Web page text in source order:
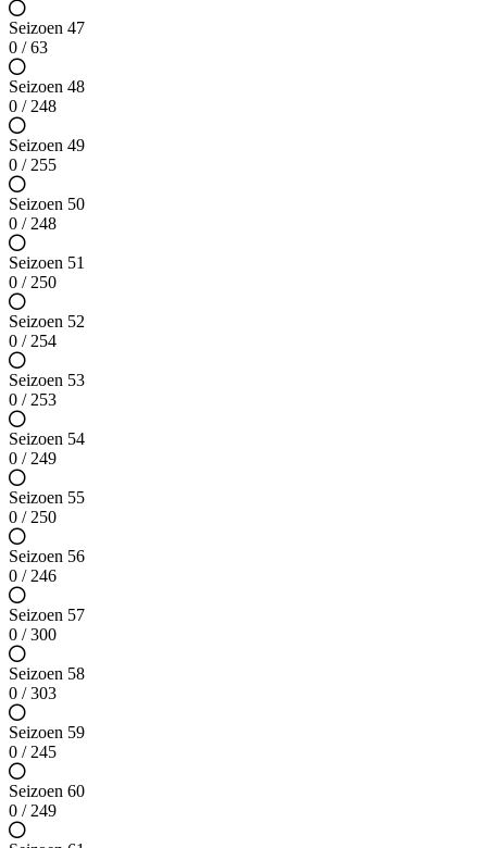
Seizoen 47
0 / 63
Seizoen 48
0 / 248
Seizoen 49
0 / 255
Seizoen 50
0 / 248
Seizoen 51
0 / 250
Seizoen 52
0 / 254
Seizoen 53
0 / 253
Seizoen 54
0 / 249
Seizoen 55
0 / 250
Seizoen 56
0 / 246
Seizoen 57
0 / 300
Seizoen 58
0 / 303
Seizoen 59
0 / 245
Seizoen 60
0 / 249